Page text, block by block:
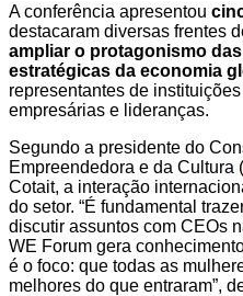
A conferência apresentou
destacaram diversas frentes
ampliar o protagonismo
estratégicas da economia
representantes de
empresárias e lideranças.
Segundo a presidente do
Empreendedora e da Cultura (
Cotait, a interação
do setor. “É fundamental
discutir assuntos com CEOs
WE Forum gera
é o foco: que todas as
melhores do que entraram”,